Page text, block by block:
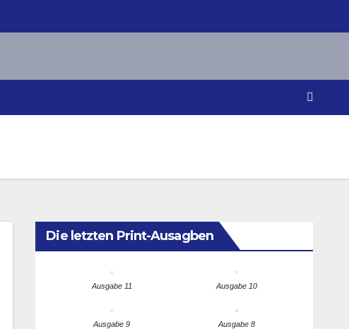
Die letzten Print-Ausagben
Ausgabe 11 Ausgabe 10
Ausgabe 9 Ausgabe 8